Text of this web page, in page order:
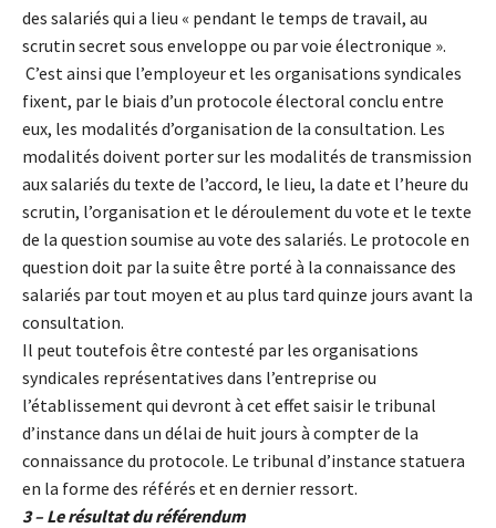
des salariés qui a lieu « pendant le temps de travail, au
scrutin secret sous enveloppe ou par voie électronique ».
C’est ainsi que l’employeur et les organisations syndicales
fixent, par le biais d’un protocole électoral conclu entre
eux, les modalités d’organisation de la consultation. Les
modalités doivent porter sur les modalités de transmission
aux salariés du texte de l’accord, le lieu, la date et l’heure du
scrutin, l’organisation et le déroulement du vote et le texte
de la question soumise au vote des salariés. Le protocole en
question doit par la suite être porté à la connaissance des
salariés par tout moyen et au plus tard quinze jours avant la
consultation.
Il peut toutefois être contesté par les organisations
syndicales représentatives dans l’entreprise ou
l’établissement qui devront à cet effet saisir le tribunal
d’instance dans un délai de huit jours à compter de la
connaissance du protocole. Le tribunal d’instance statuera
en la forme des référés et en dernier ressort.
3 – Le résultat du référendum